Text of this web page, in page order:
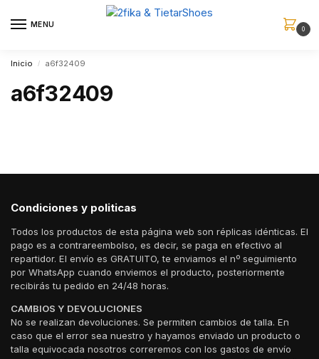
MENU
0
Inicio / a6f32409
a6f32409
Condiciones y politicas
Todos los productos de esta página web son réplicas idénticas. El
pago es a contrareembolso, es decir, se paga en efectivo al
repartidor. El envío es GRATUITO, te enviamos el nº seguimiento
por WhatsApp cuando enviemos el producto, posteriormente
recibirás tu pedido en 24/48 horas.
CAMBIOS Y DEVOLUCIONES
No se realizan devoluciones. Se permiten cambios de talla. En
caso que el error sea nuestro y hayamos enviado un producto o
talla equivocada nosotros correremos con los gastos de envío